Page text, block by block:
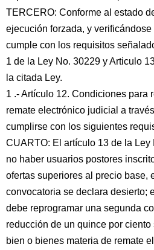
TERCERO: Conforme al estado
ejecución forzada, y
cumple con los requisitos
1 de la Ley No. 30229 y Articulo
la citada Ley.
1 .- Artículo 12. Condiciones para
remate electrónico judicial a
cumplirse con los siguientes
CUARTO: El artículo 13 de la Ley
no haber usuarios postores
ofertas superiores al precio base,
convocatoria se declara desierto;
debe reprogramar una segunda
reducción de un quince por ciento
bien o bienes materia de remate